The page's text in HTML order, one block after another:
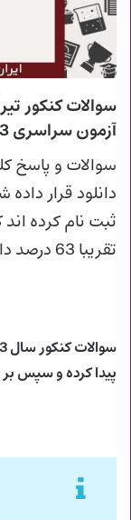
آزمون سراسری 1403
تقریبا 63 درصد داوطلبان را خانم ها تشکیل می دهند.
پیدا کرده و سپس بر